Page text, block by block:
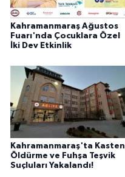
Kahramanmaraş Ağustos
Fuarı'nda Çocuklara Özel
İki Dev Etkinlik
Kahramanmaraş'ta Kasten
Öldürme ve Fuhşa Teşvik
Suçluları Yakalandı!
HABERDE İNSAN